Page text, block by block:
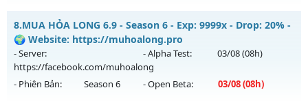
Thể loại: Mu Nguyên bản Webzen
Antihack: XSHield
__MU TRUỜNG KỲ__ - CAM KẾT LÂU DÀI NHÉ
Mu mới ra tháng 08 2026 - Mở máy chủ
ngày 03/08/2626
Exp: 200x - Drop: 20%
8.MUA HỎA LONG 6.9 - Season 6 - Exp: 9999x - Drop: 20% -
🌍 Website: https://muhoalong.pro
- Server:
https://facebook.com/muhoalong
- Alpha Test: 03/08(08h)
- Phiên Bản: Season 6 - Open Beta: 03/08(08h)